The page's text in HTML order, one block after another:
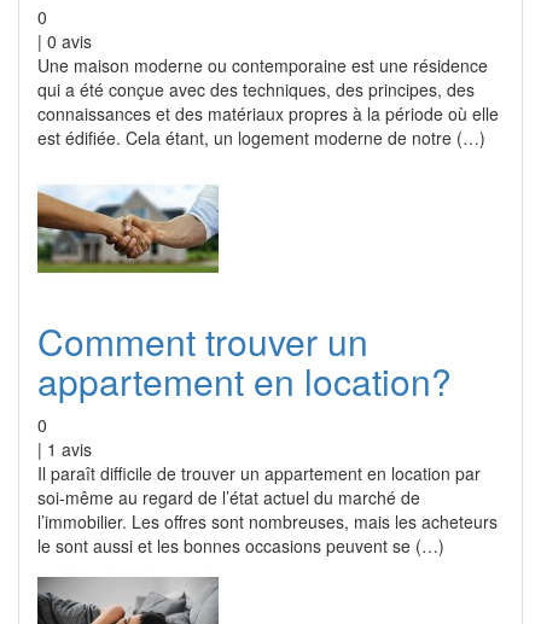
0
| 0 avis
Une maison moderne ou contemporaine est une résidence
qui a été conçue avec des techniques, des principes, des
connaissances et des matériaux propres à la période où elle
est édifiée. Cela étant, un logement moderne de notre (…)
Comment trouver un
appartement en location?
0
| 1 avis
Il paraît difficile de trouver un appartement en location par
soi-même au regard de l’état actuel du marché de
l’immobilier. Les offres sont nombreuses, mais les acheteurs
le sont aussi et les bonnes occasions peuvent se (…)